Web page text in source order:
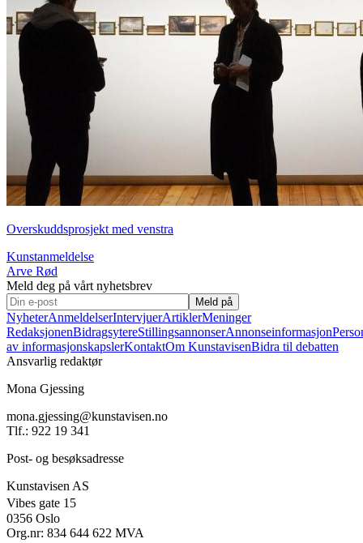
Overskuddsprosjekt med venstra
Kunstanmeldelse
Arve Rød
Meld deg på vårt nyhetsbrev
Meld på
NyheterAnmeldelserIntervjuerArtiklerMeninger
RedaksjonenBidragsytereStillingsannonserAnnonseinformasjon
av informasjonskapslerKontaktOm KunstavisenBidra til debatten
Ansvarlig redaktør
Mona Gjessing
mona.gjessing@kunstavisen.no
Tlf.: 922 19 341
Post- og besøksadresse
Kunstavisen AS
Vibes gate 15
0356 Oslo
Org.nr: 834 644 622 MVA